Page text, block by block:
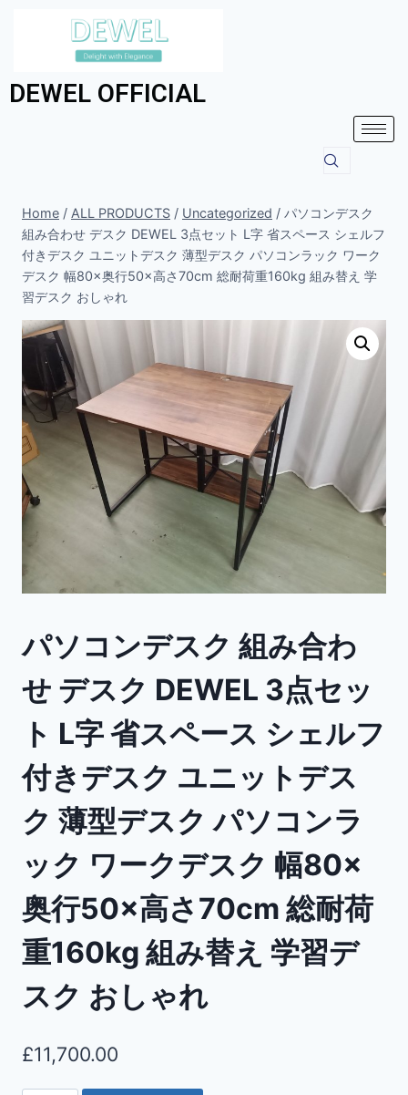
DEWEL OFFICIAL
Home / ALL PRODUCTS / Uncategorized / パソコンデスク
組み合わせ デスク DEWEL 3点セット L字 省スペース シェルフ
付きデスク ユニットデスク 薄型デスク パソコンラック ワーク
デスク 幅80×奥行50×高さ70cm 総耐荷重160kg 組み替え 学
習デスク おしゃれ
パソコンデスク 組み合わ
せ デスク DEWEL 3点セッ
ト L字 省スペース シェルフ
付きデスク ユニットデス
ク 薄型デスク パソコンラ
ック ワークデスク 幅80×
奥行50×高さ70cm 総耐荷
重160kg 組み替え 学習デ
スク おしゃれ
£11,700.00